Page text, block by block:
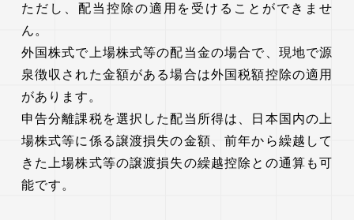
ただし、配当控除の適用を受けることができませ
ん。
外国株式で上場株式等の配当金の場合で、現地で源
泉徴収された金額がある場合は外国税額控除の適用
があります。
申告分離課税を選択した配当所得は、日本国内の上
場株式等に係る譲渡損失の金額、前年から繰越して
きた上場株式等の譲渡損失の繰越控除との通算も可
能です。